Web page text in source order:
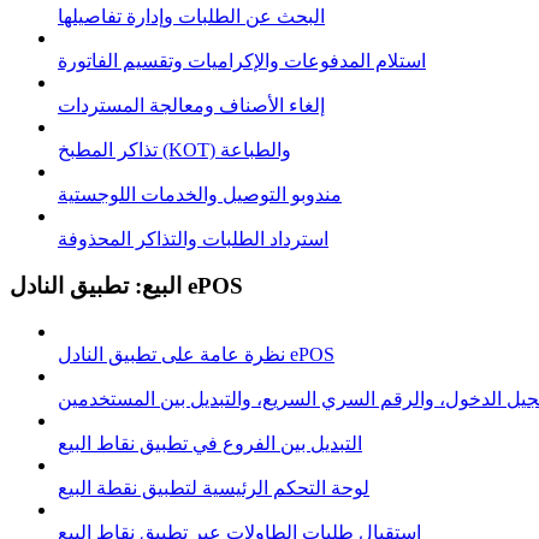
البحث عن الطلبات وإدارة تفاصيلها
استلام المدفوعات والإكراميات وتقسيم الفاتورة
إلغاء الأصناف ومعالجة المستردات
تذاكر المطبخ (KOT) والطباعة
مندوبو التوصيل والخدمات اللوجستية
استرداد الطلبات والتذاكر المحذوفة
البيع: تطبيق النادل ePOS
نظرة عامة على تطبيق النادل ePOS
الدخول، والرقم السري السريع، والتبديل بين المستخدمين
التبديل بين الفروع في تطبيق نقاط البيع
لوحة التحكم الرئيسية لتطبيق نقطة البيع
استقبال طلبات الطاولات عبر تطبيق نقاط البيع